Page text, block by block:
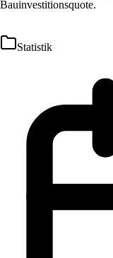
Bauinvestitionsquote.
Statistik